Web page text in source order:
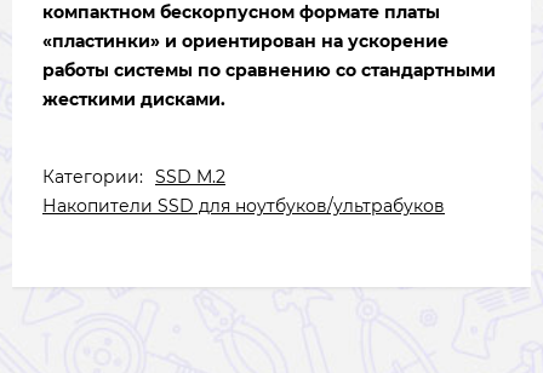
компактном бескорпусном формате платы
«пластинки» и ориентирован на ускорение
работы системы по сравнению со стандартными
жесткими дисками.
Категории: SSD M.2
Накопители SSD для ноутбуков/ультрабуков